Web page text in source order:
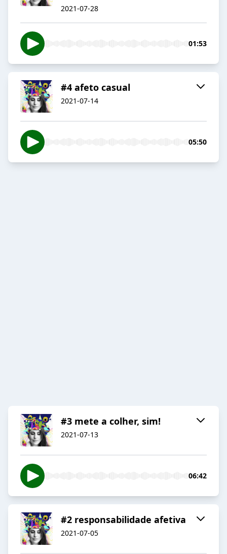
2021-07-28
01:53
#4 afeto casual
2021-07-14
05:50
#3 mete a colher, sim!
2021-07-13
06:42
#2 responsabilidade afetiva
2021-07-05